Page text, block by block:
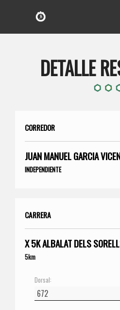
DETALLE
CORREDOR
JUAN MANUEL GARCIA
INDEPENDIENTE
CARRERA
X 5K ALBALAT DELS
5km
Dorsal: